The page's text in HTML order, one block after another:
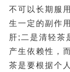
不可以长期服
生一定的副作
肝;二是清轻茶
产生依赖性，
茶是要根据个